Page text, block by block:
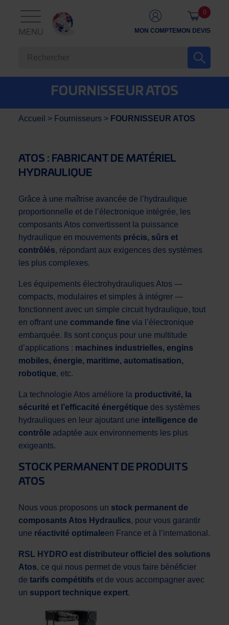
MENU MON COMPTEMON DEVIS
0
FOURNISSEUR ATOS
Accueil > Fournisseurs > FOURNISSEUR ATOS
ATOS : FABRICANT DE MATÉRIEL
HYDRAULIQUE
Grâce à une maîtrise avancée de l’hydraulique
proportionnelle et de l’électronique intégrée, les
composants Atos convertissent la puissance
hydraulique en mouvements précis, sûrs et
contrôlés, répondant aux exigences des systèmes
les plus complexes.
Les équipements électrohydrauliques Atos —
compacts, modulaires et simples à intégrer —
fonctionnent avec un simple circuit hydraulique, tout
en offrant une commande fine via l’électronique
embarquée. Ils sont conçus pour une multitude
d’applications : machines industrielles, engins
mobiles, énergie, maritime, automatisation,
robotique, etc.
La technologie Atos améliore la productivité, la
sécurité et l’efficacité énergétique des systèmes
hydrauliques en leur ajoutant une intelligence de
contrôle adaptée aux environnements les plus
exigeants.
STOCK PERMANENT DE PRODUITS
ATOS
Nous vous proposons un stock permanent de
composants Atos Hydraulics, pour vous garantir
une réactivité optimaleen France et à l’international.
RSL HYDRO est distributeur officiel des solutions
Atos, ce qui nous permet de vous faire bénéficier
de tarifs compétitifs et de vous accompagner avec
un support technique expert.